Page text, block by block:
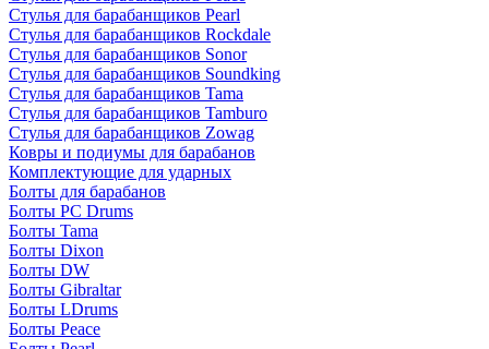
Стулья для барабанщиков Pearl
Стулья для барабанщиков Rockdale
Стулья для барабанщиков Sonor
Стулья для барабанщиков Soundking
Стулья для барабанщиков Tama
Стулья для барабанщиков Tamburo
Стулья для барабанщиков Zowag
Ковры и подиумы для барабанов
Комплектующие для ударных
Болты для барабанов
Болты PC Drums
Болты Tama
Болты Dixon
Болты DW
Болты Gibraltar
Болты LDrums
Болты Peace